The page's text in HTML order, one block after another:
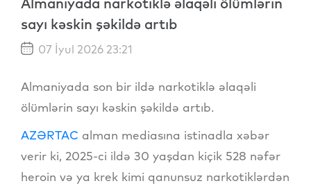
sayı kəskin şəkildə artıb
07 İyul 2026 23:21
Almaniyada son bir ildə narkotiklə əlaqəli
ölümlərin sayı kəskin şəkildə artıb.
AZƏRTAC alman mediasına istinadla xəbər
verir ki, 2025-ci ildə 30 yaşdan kiçik 528 nəfər
heroin və ya krek kimi qanunsuz narkotiklərdən